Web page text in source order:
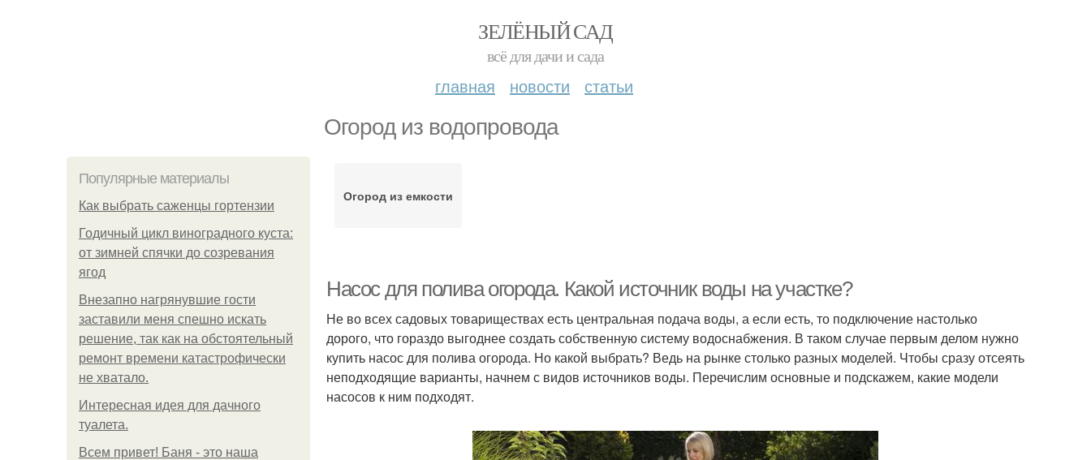
ЗЕЛЁНЫЙ САД
всё для дачи и сада
главная новости статьи
Огород из водопровода
Популярные материалы
Как выбрать саженцы гортензии
Годичный цикл виноградного куста:
от зимней спячки до созревания
ягод
Внезапно нагрянувшие гости
заставили меня спешно искать
решение, так как на обстоятельный
ремонт времени катастрофически
не хватало.
Интересная идея для дачного
туалета.
Всем привет! Баня - это наша
Огород из емкости
Насос для полива огорода. Какой источник воды на участке?
Не во всех садовых товариществах есть центральная подача воды, а если есть, то подключение настолько
дорого, что гораздо выгоднее создать собственную систему водоснабжения. В таком случае первым делом нужно
купить насос для полива огорода. Но какой выбрать? Ведь на рынке столько разных моделей. Чтобы сразу отсеять
неподходящие варианты, начнем с видов источников воды. Перечислим основные и подскажем, какие модели
насосов к ним подходят.